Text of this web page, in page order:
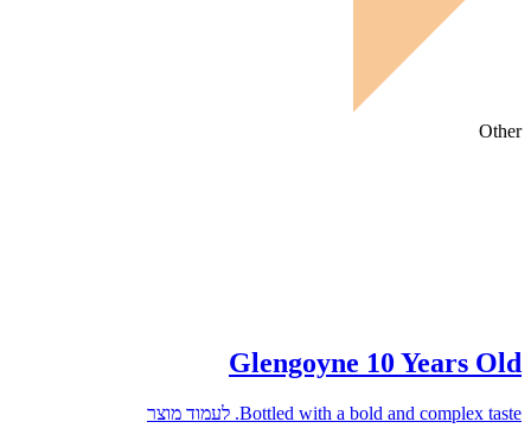
Other
Glengoyne 10 Years Old
Bottled with a bold and complex taste. לעמוד מוצר